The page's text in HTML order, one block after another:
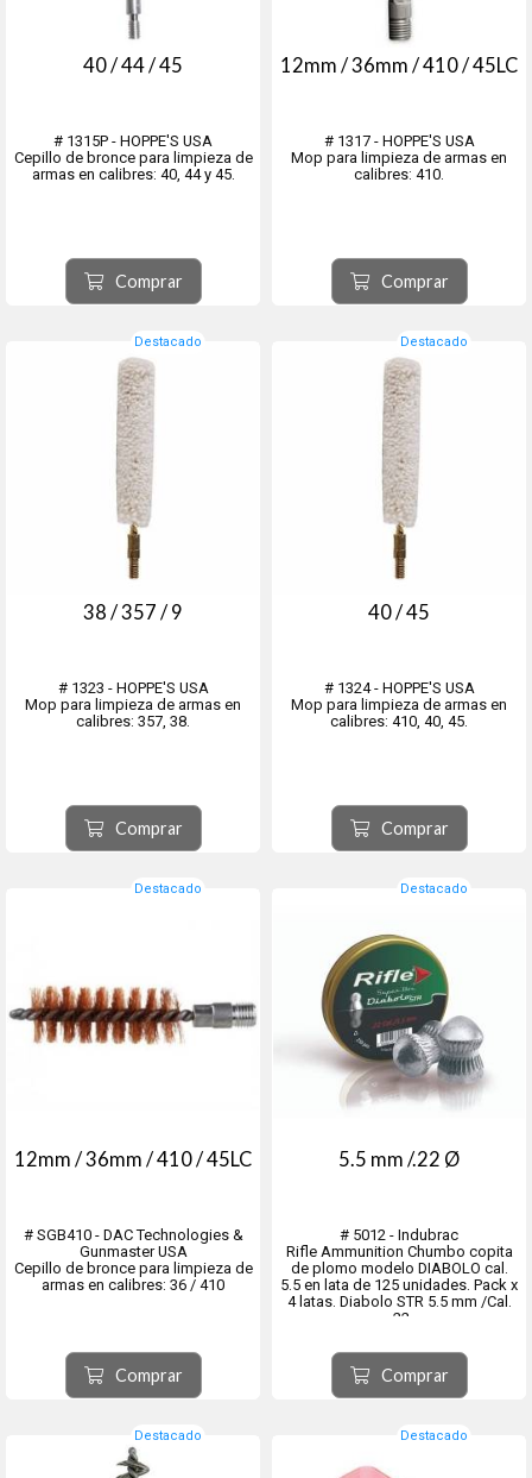
40 / 44 / 45
# 1315P - HOPPE'S USA
Cepillo de bronce para limpieza de
armas en calibres: 40, 44 y 45.
Comprar
12mm / 36mm / 410 / 45LC
# 1317 - HOPPE'S USA
Mop para limpieza de armas en
calibres: 410.
Comprar
Destacado
38 / 357 / 9
# 1323 - HOPPE'S USA
Mop para limpieza de armas en
calibres: 357, 38.
Comprar
Destacado
40 / 45
# 1324 - HOPPE'S USA
Mop para limpieza de armas en
calibres: 410, 40, 45.
Comprar
Destacado
12mm / 36mm / 410 / 45LC
# SGB410 - DAC Technologies &
Gunmaster USA
Cepillo de bronce para limpieza de
armas en calibres: 36 / 410
Comprar
Destacado
5.5 mm /.22 Ø
# 5012 - Indubrac
Rifle Ammunition Chumbo copita
de plomo modelo DIABOLO cal.
5.5 en lata de 125 unidades. Pack x
4 latas. Diabolo STR 5.5 mm /Cal.
.22
blanco. Mejor rendimiento hasta
25 metros
- Diametro real 5.50 mm.
- Peso del proyectil 13.9 grains /
Comprar
Destacado Destacado